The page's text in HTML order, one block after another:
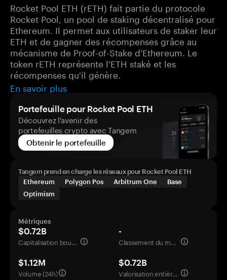
Rocket Pool ETH (rETH) fait partie du protocole
Rocket Pool, un pool de staking décentralisé pour
Ethereum. Il permet aux utilisateurs de staker leur
ETH et de gagner des récompenses grâce au
mécanisme de Proof-of-Stake d'Ethereum. Le
token rETH représente l'ETH staké et les
récompenses qu'il génère.
En savoir plus
Portefeuille pour Rocket Pool ETH
Découvrez l'avenir des
portefeuilles crypto avec Tangem
Obtenir le portefeuille
Tangem prend en charge les réseaux pour Rocket Pool ETH
Ethereum
Polygon Pos Arbitrum One
Base
Optimism
Métriques
$0.72B
Capitalisation boursière
-
Classement du marché
$1.12M
Volume (24h)
$0.72B
Valorisation entièrement diluée